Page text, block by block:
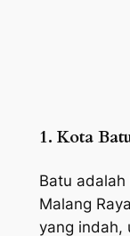
1. Kota
Batu
Malang
yang indah,